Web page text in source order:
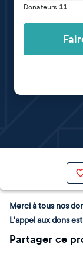
Donateurs 11
Merci à tous nos
L'appel aux dons
Partager ce